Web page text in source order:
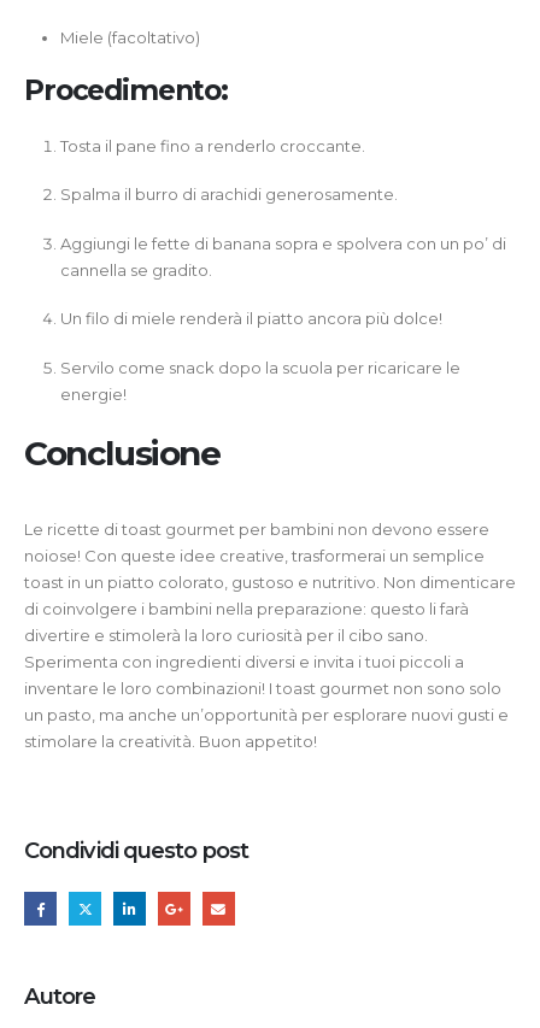
Miele (facoltativo)
Procedimento:
Tosta il pane fino a renderlo croccante.
Spalma il burro di arachidi generosamente.
Aggiungi le fette di banana sopra e spolvera con un po’ di
cannella se gradito.
Un filo di miele renderà il piatto ancora più dolce!
Servilo come snack dopo la scuola per ricaricare le
energie!
Conclusione
Le ricette di toast gourmet per bambini non devono essere
noiose! Con queste idee creative, trasformerai un semplice
toast in un piatto colorato, gustoso e nutritivo. Non dimenticare
di coinvolgere i bambini nella preparazione: questo li farà
divertire e stimolerà la loro curiosità per il cibo sano.
Sperimenta con ingredienti diversi e invita i tuoi piccoli a
inventare le loro combinazioni! I toast gourmet non sono solo
un pasto, ma anche un’opportunità per esplorare nuovi gusti e
stimolare la creatività. Buon appetito!
Condividi questo post
Autore